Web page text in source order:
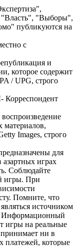
"Власть", "Выборы",
публикуются на
с
и
которое содержит
/ UPG, строго
Корреспондент
материалов,
Images, строго
для
азартных играх
Соблюдайте
игры. При
Помните, что
источником
Информационный
игры на реальные
ни в
платежей, которые